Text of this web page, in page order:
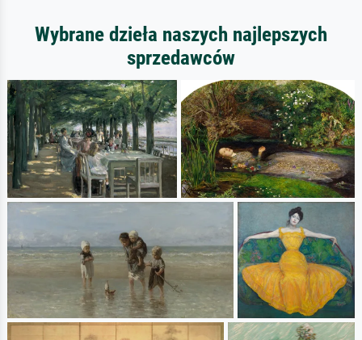
Wybrane dzieła naszych najlepszych
sprzedawców